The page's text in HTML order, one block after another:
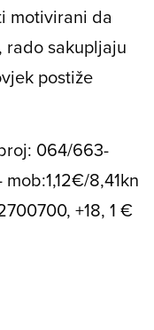
motivirani da
rado sakupljaju
postiže
064/663-
8,41kn
+18, 1 €